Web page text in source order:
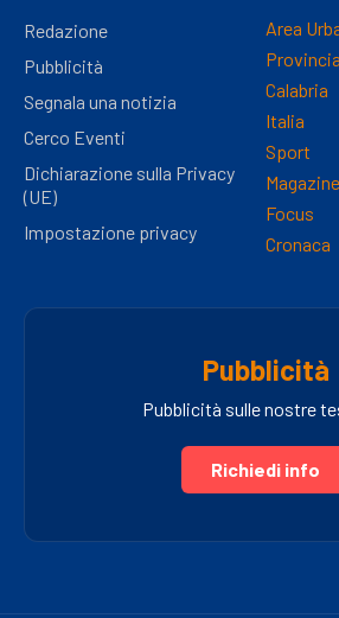
Redazione
Pubblicità
Segnala una notizia
Cerco Eventi
Dichiarazione sulla Privacy
(UE)
Impostazione privacy
Area
Provincia
Calabria
Italia
Sport
Magazine
Focus
Cronaca
Pubblicità
Pubblicità sulle nostre
Richiedi info